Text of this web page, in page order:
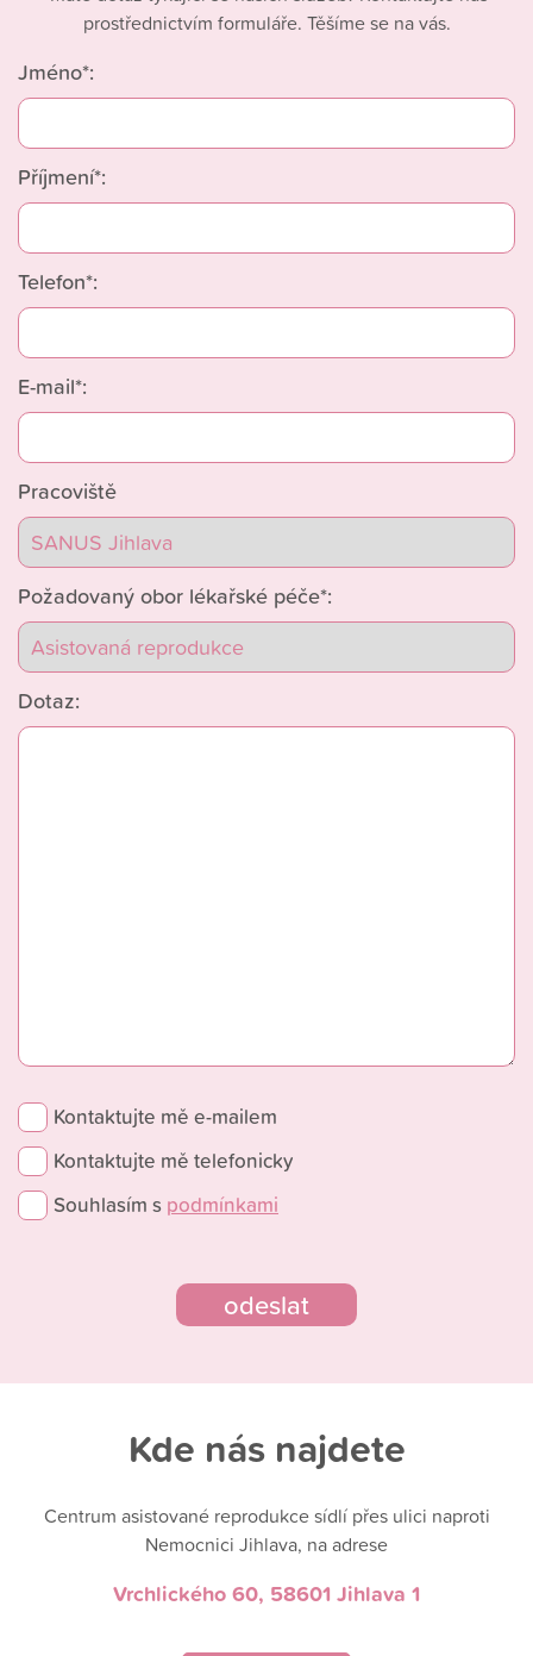
prostřednictvím formuláře. Těšíme se na vás.
Jméno*:
Příjmení*:
Telefon*:
E-mail*:
Pracoviště
Požadovaný obor lékařské péče*:
Dotaz:
Kontaktujte mě e-mailem
Kontaktujte mě telefonicky
Souhlasím s podmínkami
Kde nás najdete
Centrum asistované reprodukce sídlí přes ulici naproti
Nemocnici Jihlava, na adrese
Vrchlického 60, 58601 Jihlava 1